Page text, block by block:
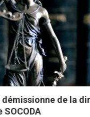
de la
SOCODA